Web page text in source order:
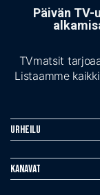
Päivän
TVmatsit
Listaamme
Urheilu
Kanavat